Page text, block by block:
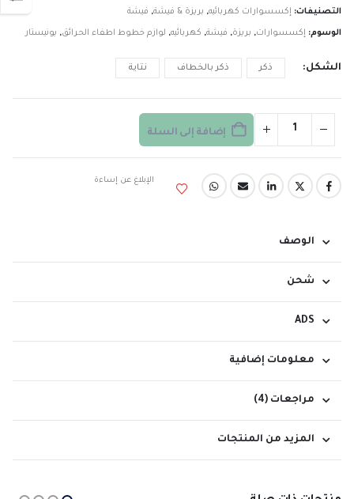
التصنيفات: إكسسوارات كهربائيه, بريزة & فيشة, فيشة
الوسوم: إكسسوارات, بريزة, فيشة, كهربائيه, لوازم خطوط اطفاء الحرائق, يونيستار
الشكل ذكر ذكر بالخطاف نتاية
إضافة إلى السلة
الإبلاغ عن إساءة
الوصف
شحن
ADS
معلومات إضافية
مراجعات (4)
المزيد من المنتجات